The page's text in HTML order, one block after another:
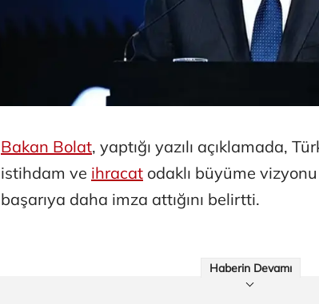
Bakan Bolat, yaptığı yazılı açıklamada,
istihdam ve ihracat odaklı büyüme
başarıya daha imza attığını belirtti.
Haberin Devamı